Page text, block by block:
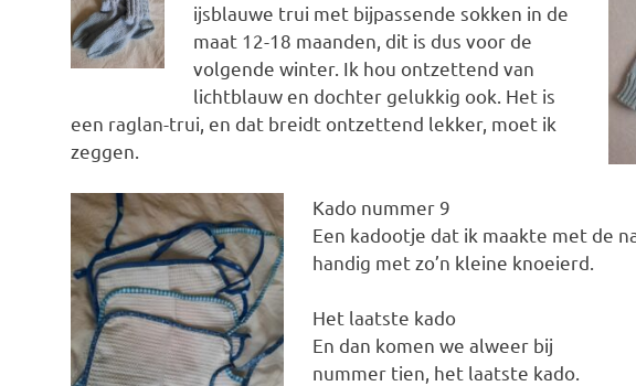
ijsblauwe trui met bijpassende sokken in de
maat 12-18 maanden, dit is dus voor de
volgende winter. Ik hou ontzettend van
lichtblauw en dochter gelukkig ook. Het is
een raglan-trui, en dat breidt ontzettend lekker, moet ik
zeggen.
Kado nummer 9
Een kadootje dat ik maakte met de
handig met zo’n kleine knoeierd.
Het laatste kado
En dan komen we alweer bij
nummer tien, het laatste kado.